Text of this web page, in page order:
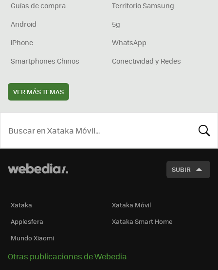
Guías de compra
Territorio Samsung
Android
5g
iPhone
WhatsApp
Smartphones Chinos
Conectividad y Redes
VER MÁS TEMAS
SUBIR
Xataka
Xataka Móvil
Applesfera
Xataka Smart Home
Mundo Xiaomi
Otras publicaciones de Webedia